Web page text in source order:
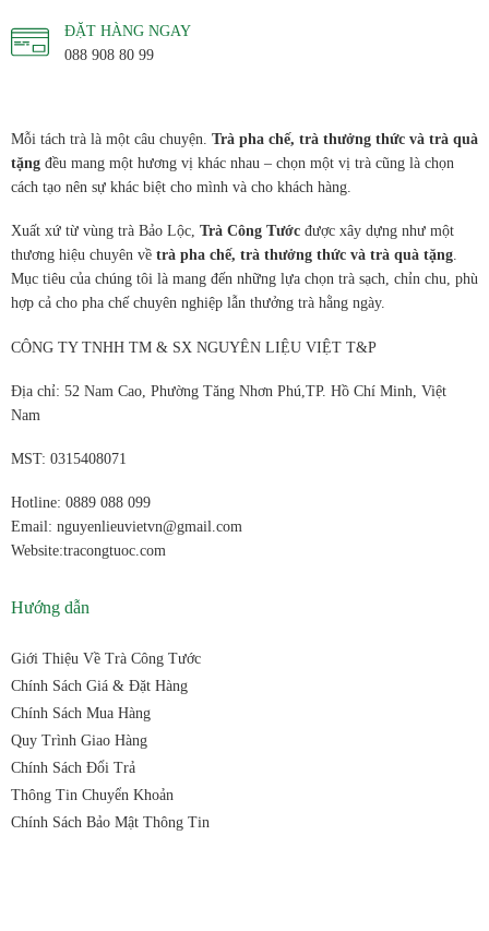
ĐẶT HÀNG NGAY
088 908 80 99
Mỗi tách trà là một câu chuyện. Trà pha chế, trà thưởng thức và trà quà
tặngđều mang một hương vị khác nhau – chọn một vị trà cũng là chọn
cách tạo nên sự khác biệt cho mình và cho khách hàng.
Xuất xứ từ vùng trà Bảo Lộc, Trà Công Tướcđược xây dựng như một
thương hiệu chuyên về trà pha chế, trà thưởng thức và trà quà tặng.
Mục tiêu của chúng tôi là mang đến những lựa chọn trà sạch, chỉn chu, phù
hợp cả cho pha chế chuyên nghiệp lẫn thưởng trà hằng ngày.
CÔNG TY TNHH TM & SX NGUYÊN LIỆU VIỆT T&P
Địa chỉ: 52 Nam Cao, Phường Tăng Nhơn Phú,TP. Hồ Chí Minh, Việt
Nam
MST: 0315408071
Hotline: 0889 088 099
Email: nguyenlieuvietvn@gmail.com
Website:tracongtuoc.com
Hướng dẫn
Giới Thiệu Về Trà Công Tước
Chính Sách Giá & Đặt Hàng
Chính Sách Mua Hàng
Quy Trình Giao Hàng
Chính Sách Đổi Trả
Thông Tin Chuyển Khoản
Chính Sách Bảo Mật Thông Tin